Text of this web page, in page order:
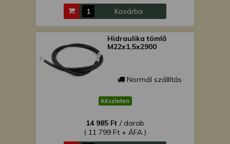
Kosárba
Hidraulika tömlő
M22x1,5x2900
Normál szállítás
Készleten
14 985 Ft / darab
( 11 799 Ft + ÁFA )